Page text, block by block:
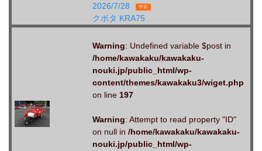
2026/7/28
中古
クボタ KRA75
Warning: Undefined variable $post in
/home/kawakaku/kawakaku-
nouki.jp/public_html/wp-
content/themes/kawakaku3/wiget.php
on line 197
Warning: Attempt to read property "ID"
on null in /home/kawakaku/kawakaku-
nouki.jp/public_html/wp-